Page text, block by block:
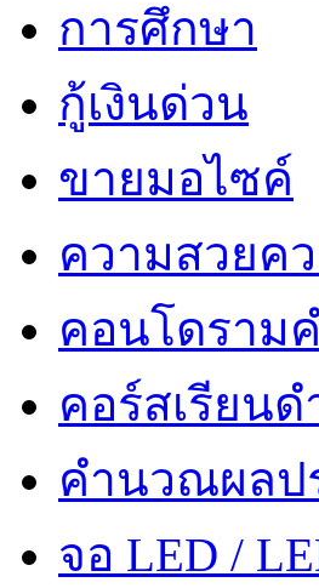
การศึกษา
กู้เงินด่วน
ขายมอไซค์
ความสวยค
คอนโดราม
คอร์สเรียนด
คำนวณผลป
จอ LED /